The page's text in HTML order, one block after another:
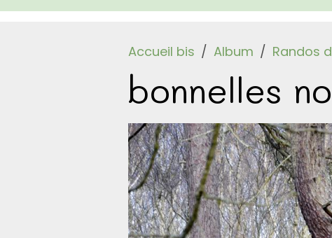
Accueil bis Album Randos
bonnelles